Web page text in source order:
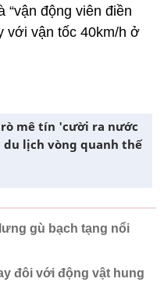
“vận động viên điền
với vận tốc 40km/h ở
mê tín 'cười ra nước
lịch vòng quanh thế
gù bạch tạng nổi
đôi với động vật hung